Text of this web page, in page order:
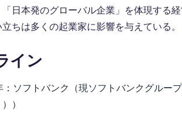
「日本発のグローバル企業」を体現する
ちは多くの起業家に影響を与えている。
イン
：ソフトバンク（現ソフトバンクグルー
）